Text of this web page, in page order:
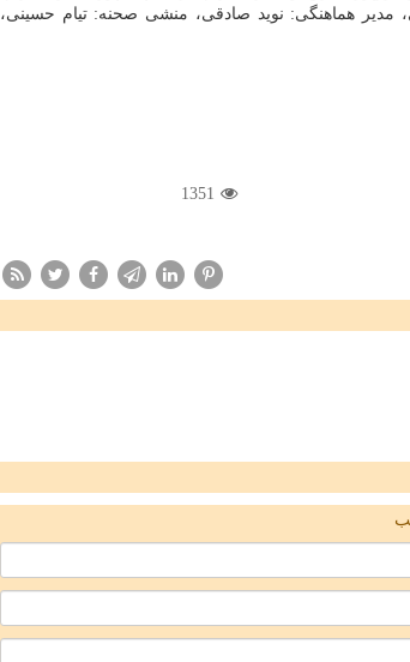
هماهنگی: نوید صادقی، منشی صحنه: تیام حسینی،
1351